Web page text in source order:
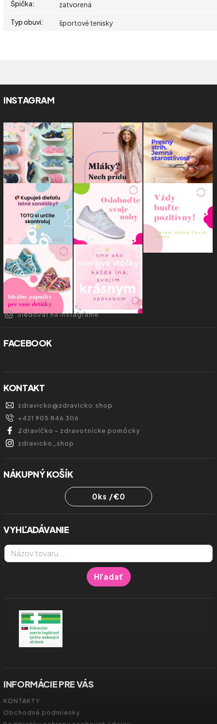
Špička:
zatvorená
Typ obuvi: športové tenisky
INSTAGRAM
Sledovať na Instagrame
FACEBOOK
KONTAKT
zdravicko@zdravicko.shop
+421 905 846 306
Zdravíčko - zdravotnícke pomôcky
zdravicko_shop
NÁKUPNÝ KOŠÍK
0ks /€0
VYHĽADÁVANIE
Hľadať
INFORMÁCIE PRE VÁS
KONTAKTY
Obchodné podmienky